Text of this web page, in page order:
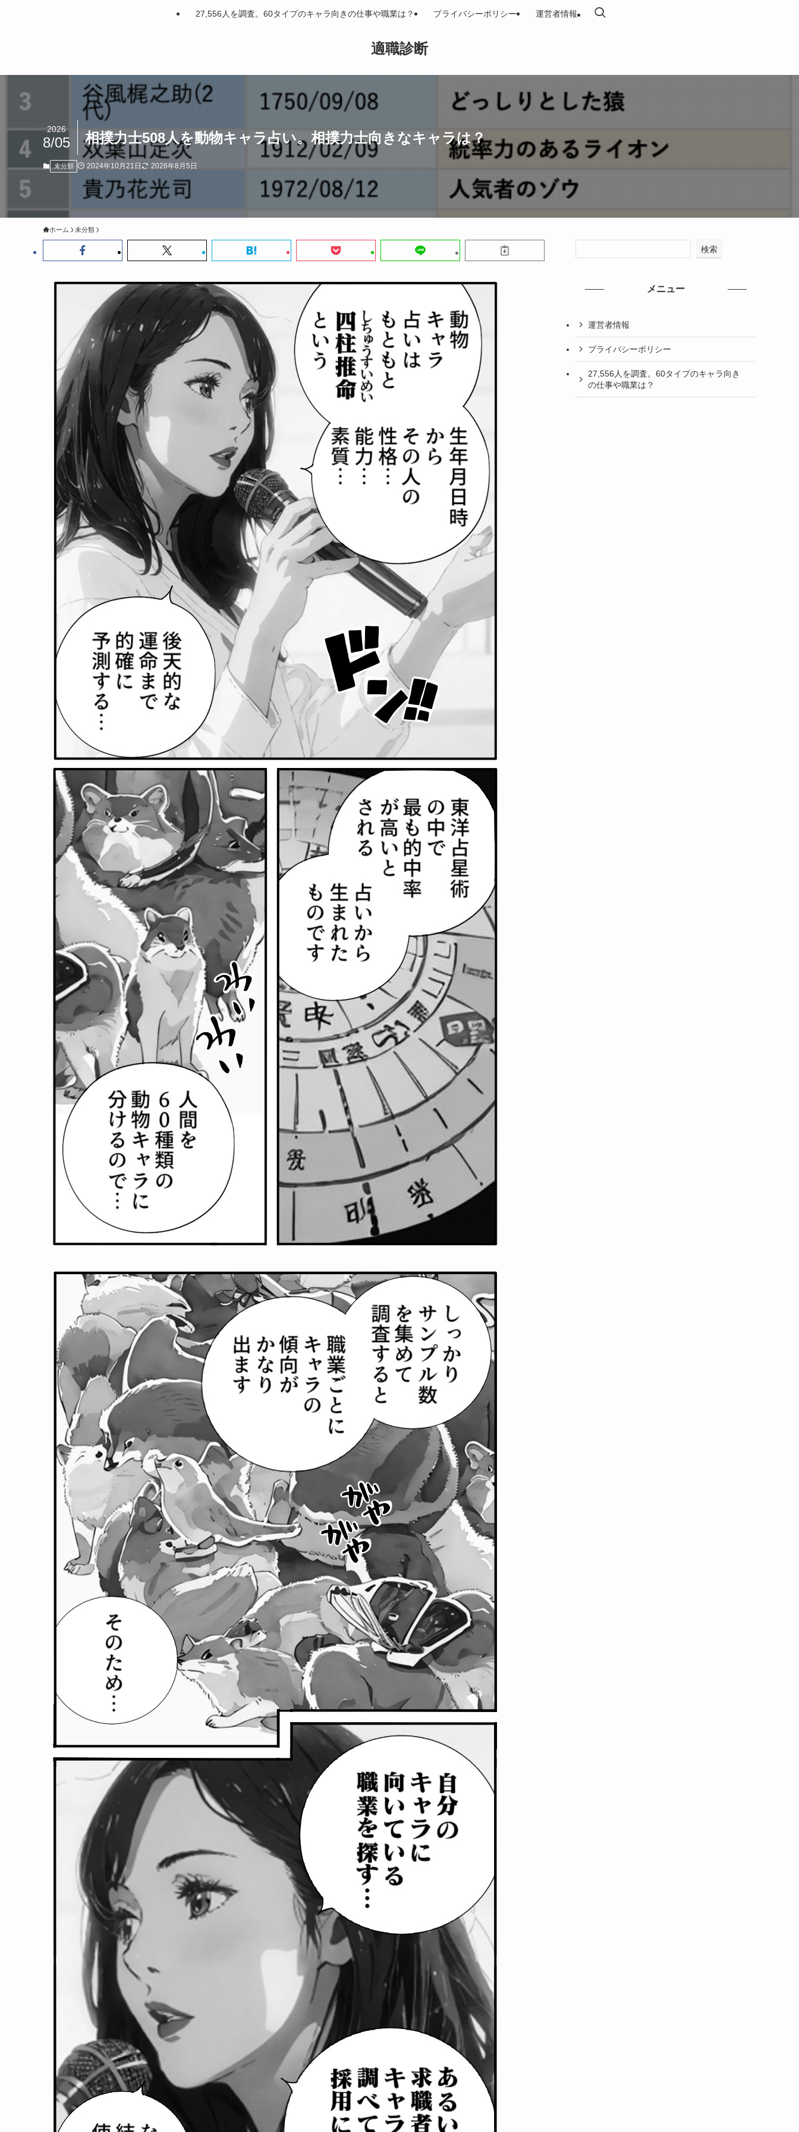
適職診断
27,556人を調査。60タイプのキャラ向きの仕事や職業は？ プライバシーポリシー 運営者情報
相撲力士508人を動物キャラ占い。相撲力士向きなキャラは？
2026
8/05
未分類 2024年10月21日 2026年8月5日
ホーム 未分類
検索
メニュー
運営者情報
プライバシーポリシー
27,556人を調査。60タイプのキャラ向き
の仕事や職業は？